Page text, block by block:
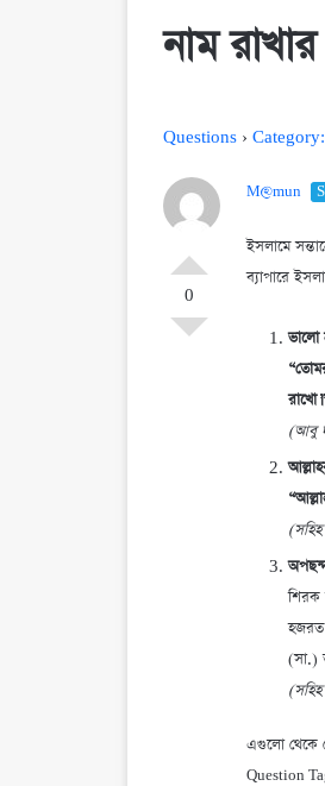
নাম
Questions ›
0
M@mun
ইসলামে
ব্যাপারে
ভালো
রাখো।”
(আবু
শিরক
হজরত
(সা.)
এগুলো থেকে
Question